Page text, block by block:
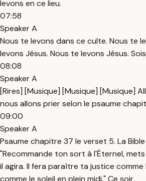
levons en ce lieu.
07:58
Speaker A
Nous te levons dans ce culte. Nous te
levons Jésus. Nous te levons Jésus.
08:08
Speaker A
[Rires] [Musique] [Musique] [Musique]
nous allons prier selon le psaume
09:00
Speaker A
Psaume chapitre 37 le verset 5. La
"Recommande ton sort à l'Éternel,
il agira. Il fera paraître ta justice
comme le soleil en plein midi." Ce soir,